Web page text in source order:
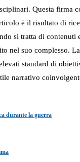
Questa firma
è il risultato di
si tratta di contenuti
nel suo complesso.
standard di
narrativo
durante la guerra